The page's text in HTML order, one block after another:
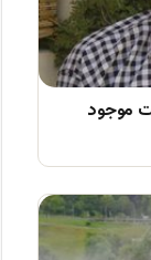
موجود